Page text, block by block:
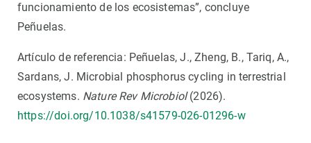
funcionamiento de los ecosistemas”, concluye
Peñuelas.
Artículo de referencia: Peñuelas, J., Zheng, B., Tariq, A.,
Sardans, J. Microbial phosphorus cycling in terrestrial
ecosystems. Nature Rev Microbiol(2026).
https://doi.org/10.1038/s41579-026-01296-w